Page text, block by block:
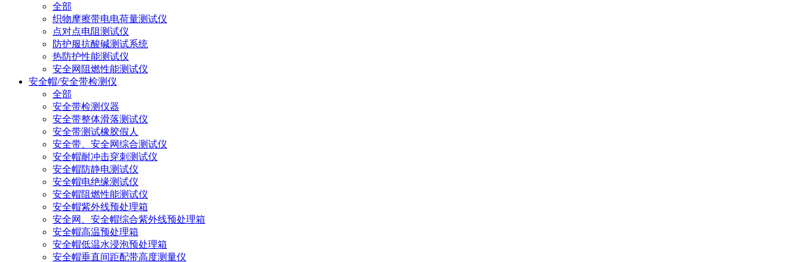
全部
织物摩擦带电电荷量测试仪
点对点电阻测试仪
防护服抗酸碱测试系统
热防护性能测试仪
安全网阻燃性能测试仪
安全帽/安全带检测仪
全部
安全带检测仪器
安全带整体滑落测试仪
安全带测试橡胶假人
安全带、安全网综合测试仪
安全帽耐冲击穿刺测试仪
安全帽防静电测试仪
安全帽电绝缘测试仪
安全帽阻燃性能测试仪
安全帽紫外线预处理箱
安全网、安全帽综合紫外线预处理箱
安全帽高温预处理箱
安全帽低温水浸泡预处理箱
安全帽垂直间距配带高度测量仪